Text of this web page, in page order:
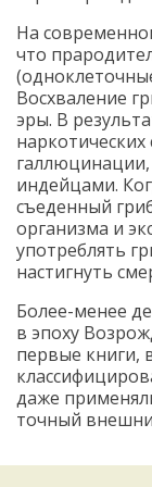
На
что
Восхваление
эры. В
индейцами.
съеденный
организма и
употреблять
настигнуть
Более-менее
в эпоху
первые книги,
даже
точный